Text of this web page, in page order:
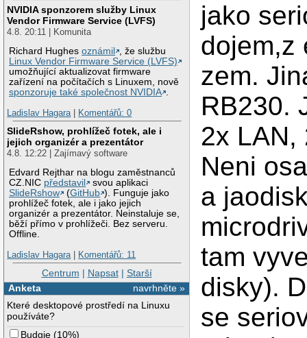
NVIDIA sponzorem služby Linux
Vendor Firmware Service (LVFS)
4.8. 20:11 | Komunita
Richard Hughesoznámil
, že službu
Linux Vendor Firmware Service (LVFS)
umožňující aktualizovat firmware
zařízení na počítačích s Linuxem, nově
sponzoruje také společnost NVIDIA .
Ladislav Hagara| Komentářů: 0
SlideRshow, prohlížeč fotek, ale i
jejich organizér a prezentátor
4.8. 12:22 | Zajímavý software
Edvard Rejthar na blogu zaměstnanců
CZ.NIC představil
svou aplikaci
SlideRshow
(GitHub ). Funguje jako
prohlížeč fotek, ale i jako jejich
organizér a prezentátor. Neinstaluje se,
běží přímo v prohlížeči. Bez serveru.
Offline.
Ladislav Hagara| Komentářů: 11
Centrum | Napsat| Starší
navrhněte »
Anketa
Které desktopové prostředí na Linuxu
používáte?
Budgie (10%)
jako
dojem,z
zem.
RB230.
2x LAN,
Neni
a
tam
disky).
se